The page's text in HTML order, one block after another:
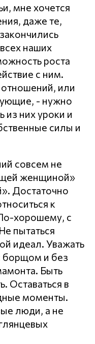
мне хочется
даже те,
наших
роста
с ним.
или
- нужно
из них уроки и
силы и
совсем не
женщиной»
Достаточно
к
хорошему, с
пытаться
идеал. Уважать
борщом и без
Быть
Оставаться в
моменты.
люди, а не